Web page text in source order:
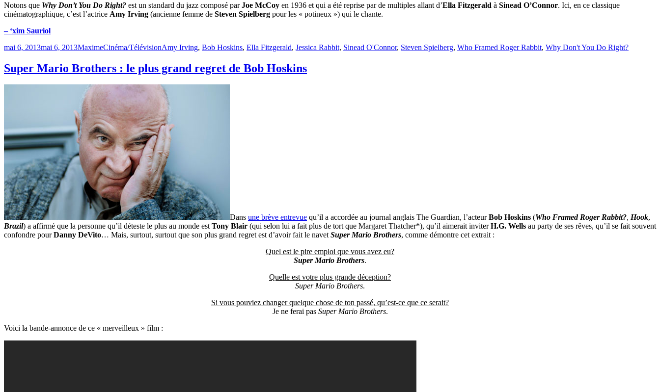
Notons que Why Don’t You Do Right? est un standard du jazz composé parJoe McCoy en 1936 et qui a été reprise par de multiples allant d’Ella Fitzgerald à Sinead O’Connor. Ici, en ce classique
cinématographique, c’est l’actrice Amy Irving (ancienne femme de Steven Spielberg pour les « potineux ») qui le chante.
– ‘xim Sauriol
Publié
mai 6, 2013mai 6, 2013MaximeCatégories
Cinéma/TélévisionÉtiquettes
Amy Irving, Bob Hoskins, Ella Fitzgerald, Jessica Rabbit, Sinead O'Connor, Steven Spielberg, Who Framed Roger Rabbit, Why Don't You Do Right?
Super Mario Brothers : le plus grand regret de Bob Hoskins
Dans une brève entrevue qu’il a accordée au journal anglais The Guardian, l’acteurBob Hoskins (Who Framed Roger Rabbit?, Hook,
Brazil) a affirmé que la personne qu’il déteste le plus au monde estTony Blair (qui selon lui a fait plus de tort que Margaret Thatcher*), qu’il aimerait inviterH.G. Wells au party de ses rêves, qu’il se fait souvent
confondre pourDanny DeVito… Mais, surtout, surtout que son plus grand regret est d’avoir fait le navetSuper Mario Brothers, comme démontre cet extrait :
Quel est le pire emploi que vous avez eu?
Super Mario Brothers.
Quelle est votre plus grande déception?
Super Mario Brothers.
Si vous pouviez changer quelque chose de ton passé, qu’est-ce que ce serait?
Je ne ferai pas Super Mario Brothers.
Voici la bande-annonce de ce « merveilleux » film :